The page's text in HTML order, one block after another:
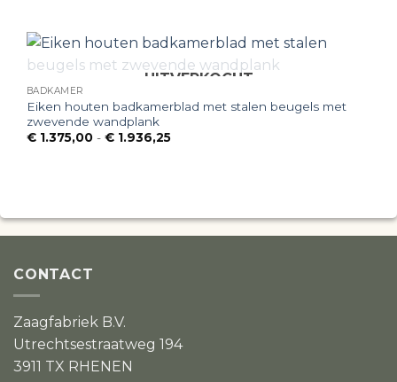
UITVERKOCHT
BADKAMER
Eiken houten badkamerblad met stalen beugels met
zwevende wandplank
€1.375,00 - €1.936,25Prijsklasse:
CONTACT
Zaagfabriek B.V.
Utrechtsestraatweg 194
3911 TX RHENEN